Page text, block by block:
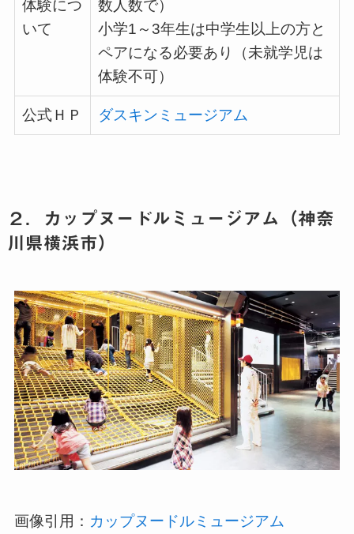
体験につ
いて
数人数で）
小学1 ～3年生は中学生以上の方と
ペアになる必要あり（未就学児は
体験不可）
公式ＨＰ ダスキンミュージアム
２．カップヌードルミュージアム（神奈
川県横浜市）
画像引用： カップヌードルミュージアム